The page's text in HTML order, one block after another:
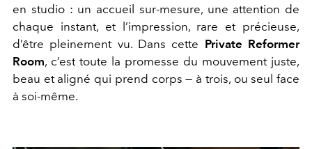
en studio : un accueil sur-mesure, une attention de
chaque instant, et l’impression, rare et précieuse,
d’être pleinement vu. Dans cette Private Reformer
Room, c’est toute la promesse du mouvement juste,
beau et aligné qui prend corps — à trois, ou seul face
à soi-même.